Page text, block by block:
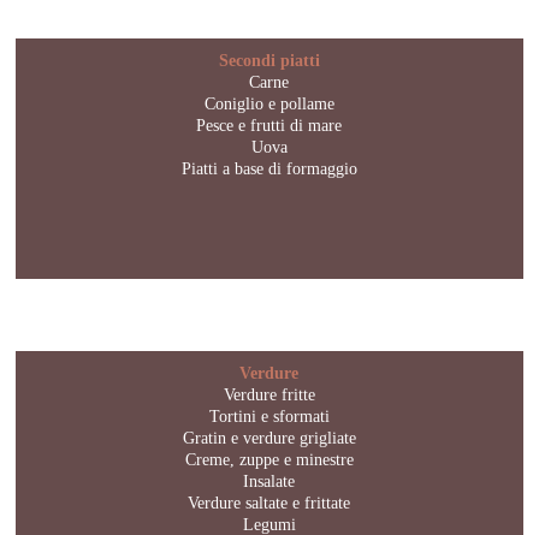
Secondi piatti
Carne
Coniglio e pollame
Pesce e frutti di mare
Uova
Piatti a base di formaggio
Verdure
Verdure fritte
Tortini e sformati
Gratin e verdure grigliate
Creme, zuppe e minestre
Insalate
Verdure saltate e frittate
Legumi